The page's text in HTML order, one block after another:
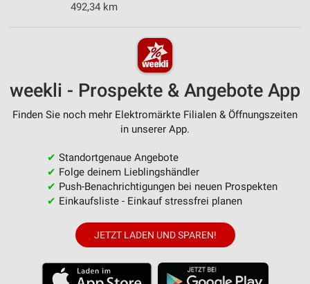
492,34 km
weekli - Prospekte & Angebote App
Finden Sie noch mehr Elektromärkte Filialen & Öffnungszeiten
in unserer App.
✔ Standortgenaue Angebote
✔ Folge deinem Lieblingshändler
✔ Push-Benachrichtigungen bei neuen Prospekten
✔ Einkaufsliste - Einkauf stressfrei planen
JETZT LADEN UND SPAREN!